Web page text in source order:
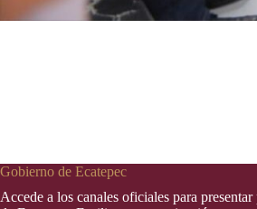
Gobierno de Ecatepec
Accede a los canales oficiales para